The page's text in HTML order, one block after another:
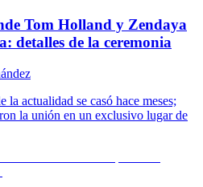
Tom Holland y Zendaya
detalles de la ceremonia
la actualidad se casó hace meses;
la unión en un exclusivo lugar de